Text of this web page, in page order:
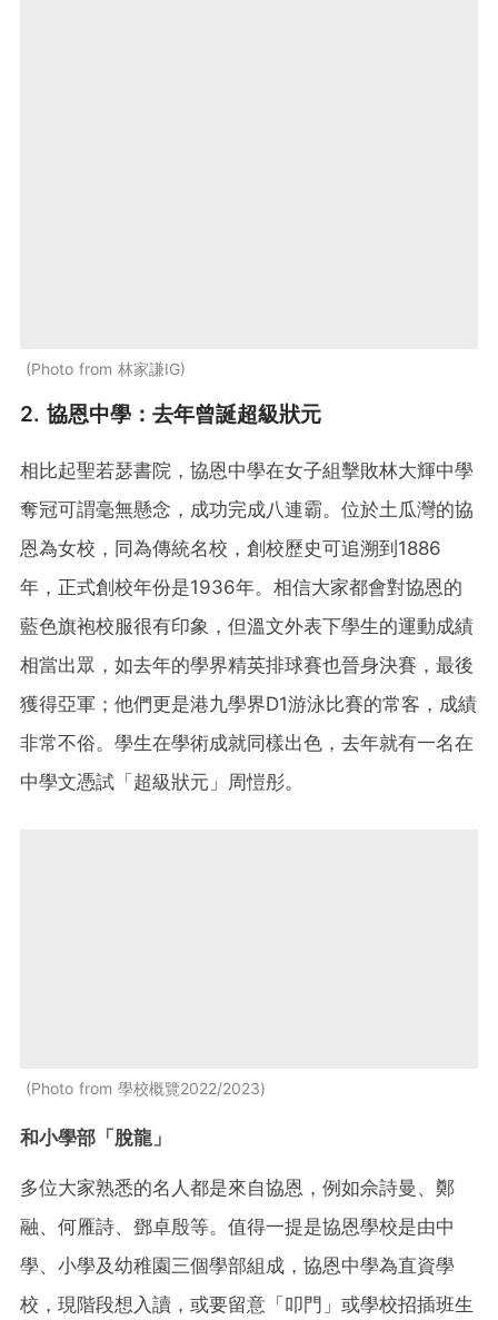
Photo from 林家謙IG
2. 協恩中學：去年曾誕超級狀元
相比起聖若瑟書院，協恩中學在女子組擊敗林大輝中學
奪冠可謂毫無懸念，成功完成八連霸。位於土瓜灣的協
恩為女校，同為傳統名校，創校歷史可追溯到1886
年，正式創校年份是1936年。相信大家都會對協恩的
藍色旗袍校服很有印象，但溫文外表下學生的運動成績
相當出眾，如去年的學界精英排球賽也晉身決賽，最後
獲得亞軍；他們更是港九學界D1游泳比賽的常客，成績
非常不俗。學生在學術成就同樣出色，去年就有一名在
中學文憑試「超級狀元」周愷彤。
Photo from 學校概覽2022/2023
和小學部「脫龍」
多位大家熟悉的名人都是來自協恩，例如佘詩曼、鄭
融、何雁詩、鄧卓殷等。值得一提是協恩學校是由中
學、小學及幼稚園三個學部組成，協恩中學為直資學
校，現階段想入讀，或要留意「叩門」或學校招插班生